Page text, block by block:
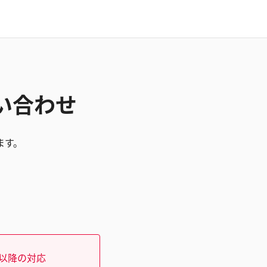
合わせ
。
降の対応